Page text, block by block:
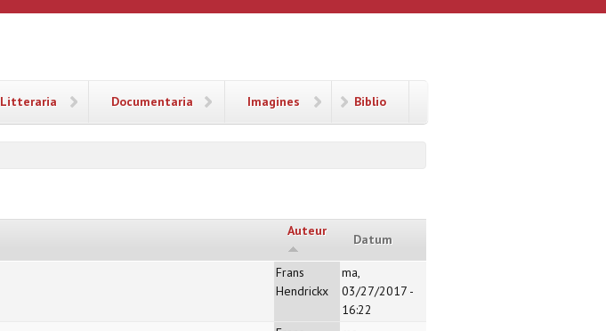
Litteraria Documentaria Imagines Biblio
Auteur
Datum
Frans
Hendrickx
ma,
03/27/2017 -
16:22